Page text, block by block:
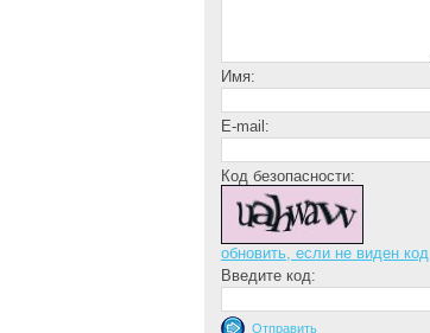
Имя:
E-mail:
Код безопасности:
обновить, если не виден код
Введите код: